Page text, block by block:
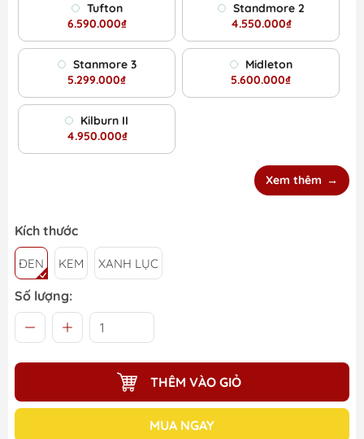
Tufton
6.590.000₫
Standmore 2
4.550.000₫
Stanmore 3
5.299.000₫
Midleton
5.600.000₫
Kilburn II
4.950.000₫
Xem thêm
Kích thước
ĐEN KEM XANH LỤC
Số lượng:
THÊM VÀO GIỎ
MUA NGAY